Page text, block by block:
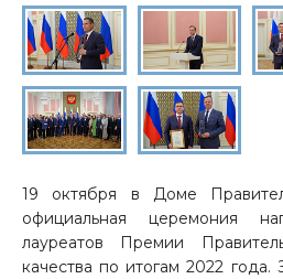
19 октября в Доме
официальная церемония
лауреатов Премии
качества по итогам 2022